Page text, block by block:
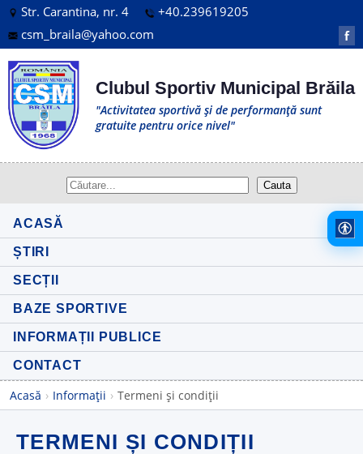
Str. Carantina, nr. 4
+40.239619205
csm_braila@yahoo.com
f
Clubul Sportiv Municipal Brăila
"Activitatea sportivă și de performanță sunt
gratuite pentru orice nivel"
ACASĂ
ȘTIRI
SECȚII
BAZE SPORTIVE
INFORMAȚII PUBLICE
CONTACT
Acasă › Informații › Termeni și condiții
TERMENI ȘI CONDIȚII